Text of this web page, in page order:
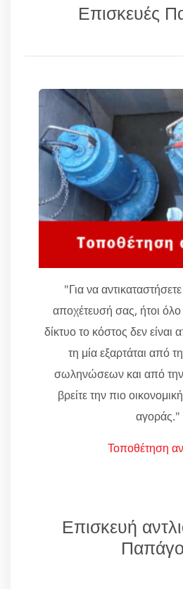
Επισκευές
"Για να
αποχέτευσή σας, ήτοι όλο
δίκτυο το κόστος δεν
τη μία εξαρτάται από
σωληνώσεων και από
βρείτε την πιο
αγοράς."
Τοποθέτηση
Επισκευή